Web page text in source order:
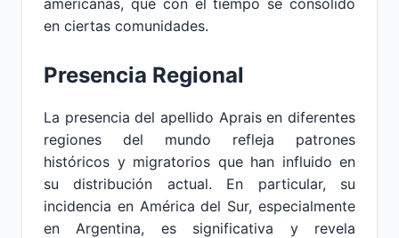
americanas, que con el tiempo se consolidó
en ciertas comunidades.
Presencia Regional
La presencia del apellido Aprais en diferentes
regiones del mundo refleja patrones
históricos y migratorios que han influido en
su distribución actual. En particular, su
incidencia en América del Sur, especialmente
en Argentina, es significativa y revela